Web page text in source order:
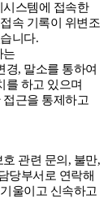
스템에 접속한
속 기록이 위변조
니다.
는
경, 말소를 통하여
를 하고 있으며
근을 통제하고
관련 문의, 불만,
당부서로 연락해
울이고 신속하고